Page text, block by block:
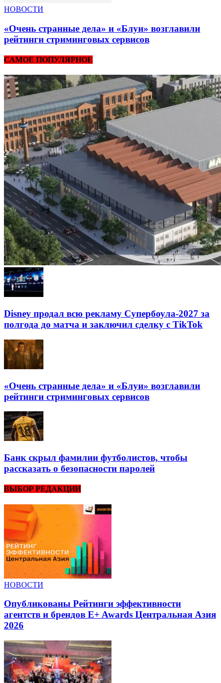
НОВОСТИ
«Очень странные дела» и «Блуи» возглавили
рейтинги стриминговых сервисов
САМОЕ ПОПУЛЯРНОЕ
Disney продал всю рекламу Супербоула-2027 за
полгода до матча и заключил сделку с TikTok
«Очень странные дела» и «Блуи» возглавили
рейтинги стриминговых сервисов
Банк скрыл фамилии футболистов, чтобы
рассказать о безопасности паролей
ВЫБОР РЕДАКЦИИ
НОВОСТИ
Опубликованы Рейтинги эффективности
агентств и брендов E+ Awards Центральная Азия
2026